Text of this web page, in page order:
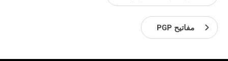
مفاتيح PGP